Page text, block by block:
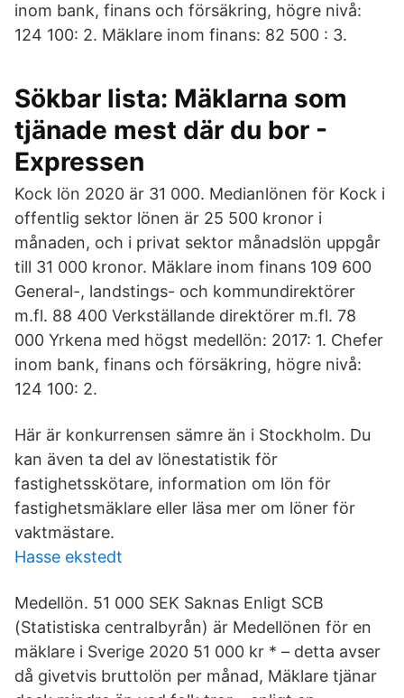
inom bank, finans och försäkring, högre nivå:
124 100: 2. Mäklare inom finans: 82 500 : 3.
Sökbar lista: Mäklarna som
tjänade mest där du bor -
Expressen
Kock lön 2020 är 31 000. Medianlönen för Kock i
offentlig sektor lönen är 25 500 kronor i
månaden, och i privat sektor månadslön uppgår
till 31 000 kronor. Mäklare inom finans 109 600
General-, landstings- och kommundirektörer
m.fl. 88 400 Verkställande direktörer m.fl. 78
000 Yrkena med högst medellön: 2017: 1. Chefer
inom bank, finans och försäkring, högre nivå:
124 100: 2.
Här är konkurrensen sämre än i Stockholm. Du
kan även ta del av lönestatistik för
fastighetsskötare, information om lön för
fastighetsmäklare eller läsa mer om löner för
vaktmästare.
Hasse ekstedt
Medellön. 51 000 SEK Saknas Enligt SCB
(Statistiska centralbyrån) är Medellönen för en
mäklare i Sverige 2020 51 000 kr * – detta avser
då givetvis bruttolön per månad, Mäklare tjänar